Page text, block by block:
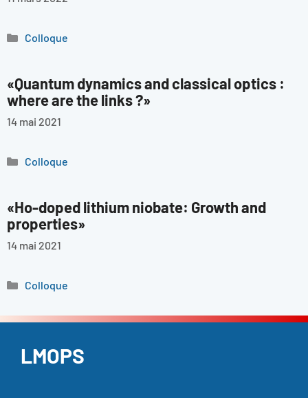
Catégories
Colloque
«Quantum dynamics and classical optics :
where are the links ?»
14 mai 2021
Catégories
Colloque
«Ho-doped lithium niobate: Growth and
properties»
14 mai 2021
Catégories
Colloque
LMOPS